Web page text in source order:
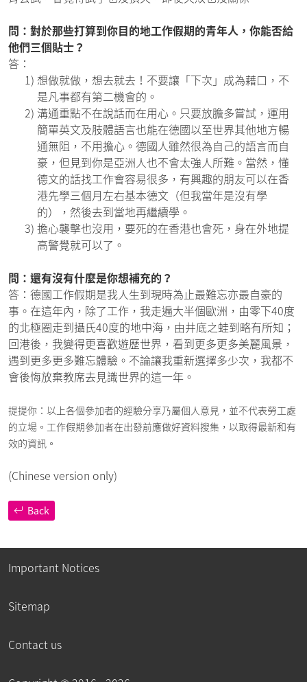
問：對於那些打算到你目的地工作假期的青年人，你能否給
他們三個貼士？
答：
1) 想做就做，想去就去！不要讓「下次」成為藉口，不
是凡事都有第二機會的。
2) 溝通重點不在說話而在用心。只要放膽多嘗試，運用
簡單英文及肢體語言也能在德國以至世界其他地方暢
通無阻，不用擔心。德國人雖然很為自己的語言而自
豪，但見到你是亞洲人也不會太強人所難。當然，懂
德文的話找工作會容易很多，有興趣的朋友可以在香
港先學三個月左右基本德文（但我當年是沒有學
的），然後去到當地再繼續學。
3) 擔心襲擊也沒用，要死的在香港也會死，身在外地提
高警覺就可以了。
問：還有沒有什麼是你想補充的？
答：德國工作假期是我人生到現時為止最難忘亦最自豪的
事。在這年內，除了工作，我走遍大半個歐洲，由零下40度
的北極圈走到攝氏40度的地中海，由井底之蛙到略有所知；
回港後，我變得更喜歡遊歷世界，看到更多更多美麗風景，
遇到更多更多難忘體驗。不論讓我重新選擇多少次，我都不
會後悔放棄教席去見識世界的這一年。
提提你：以上各個參加者的經驗分享乃屬個人意見，並不代表勞工處
的立場。工作假期參加者在出發前應做好資料搜集，以取得最新和有
效的資訊。
(Chinese version only)
Back
Important Notices
Sitemap
Contact us